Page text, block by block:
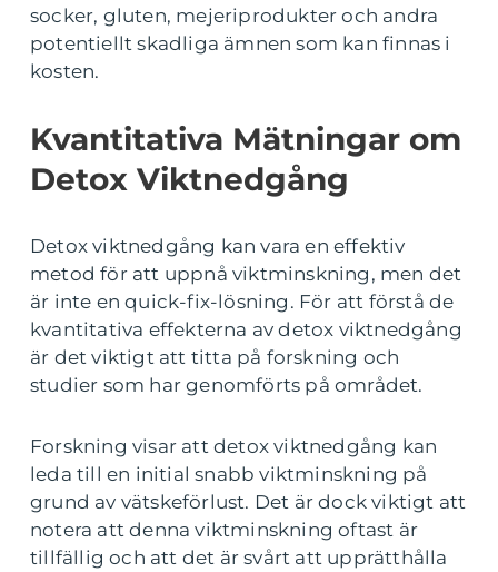
socker, gluten, mejeriprodukter och andra
potentiellt skadliga ämnen som kan finnas i
kosten.
Kvantitativa Mätningar om
Detox Viktnedgång
Detox viktnedgång kan vara en effektiv
metod för att uppnå viktminskning, men det
är inte en quick-fix-lösning. För att förstå de
kvantitativa effekterna av detox viktnedgång
är det viktigt att titta på forskning och
studier som har genomförts på området.
Forskning visar att detox viktnedgång kan
leda till en initial snabb viktminskning på
grund av vätskeförlust. Det är dock viktigt att
notera att denna viktminskning oftast är
tillfällig och att det är svårt att upprätthålla